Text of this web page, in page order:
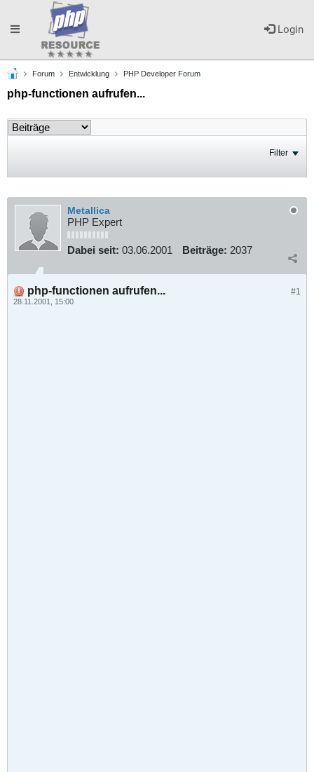
Login
Toggle
navigation
Forum Entwicklung PHP Developer Forum
php-functionen aufrufen...
Filter
Metallica
PHP Expert
Dabei seit: 03.06.2001 Beiträge: 2037
#1
php-functionen aufrufen...
28.11.2001, 15:00